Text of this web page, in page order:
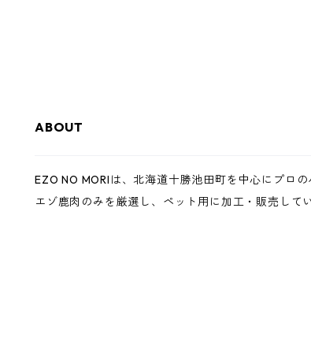
ABOUT
EZO NO MORIは、北海道十勝池田町を中心にプロ
エゾ鹿肉のみを厳選し、ペット用に加工・販売して